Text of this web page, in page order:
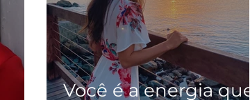
Você é a energia que